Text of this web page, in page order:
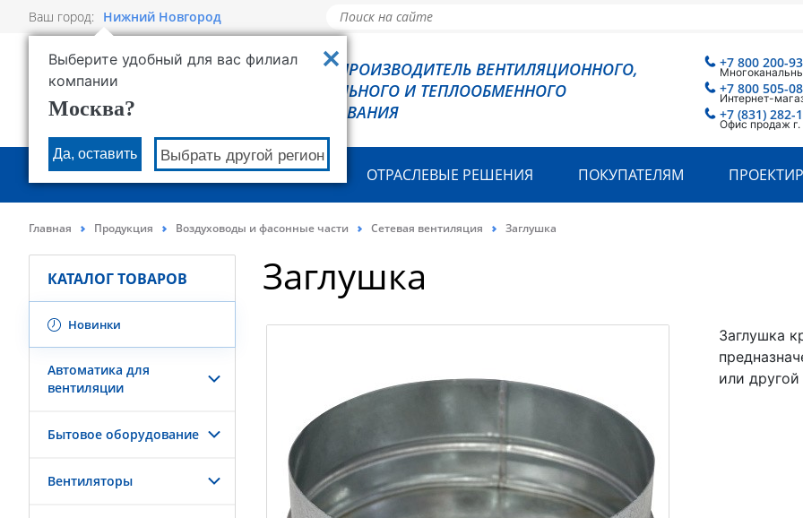
Ваш город: Нижний Новгород
Выберите удобный для вас филиал
компании
Москва?
Да, оставить Выбрать другой регион
РОВЕН - ПРОИЗВОДИТЕЛЬ ВЕНТИЛЯЦИОННОГО,
ХОЛОДИЛЬНОГО И ТЕПЛООБМЕННОГО
ОБОРУДОВАНИЯ
+7 800 200-
+7 800 505-
Интернет-
+7 (831) 282-
Офис продаж
О КОМПАНИИ ПРОДУКЦИЯ ОТРАСЛЕВЫЕ РЕШЕНИЯ ПОКУПАТЕЛЯМ
Главная Продукция Воздуховоды и фасонные части Сетевая вентиляция Заглушка
КАТАЛОГ ТОВАРОВ
Новинки
Автоматика для
вентиляции
Бытовое оборудование
Вентиляторы
Заглушка
Заглушка
или